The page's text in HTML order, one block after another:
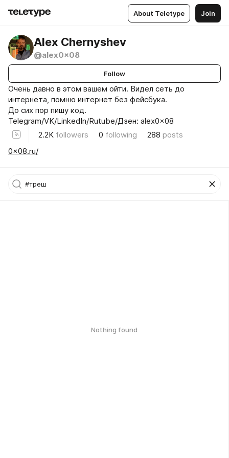
About Teletype Join
Alex Chernyshev
@alex0x08
Follow
Очень давно в этом вашем ойти. Видел сеть до
интернета, помню интернет без фейсбука.
До сих пор пишу код.
Telegram/VK/LinkedIn/Rutube/Дзен: alex0x08
2.2K followers 0 following 288 posts
0x08.ru/
Nothing found